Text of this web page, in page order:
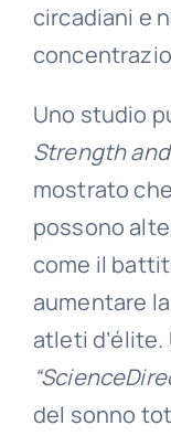
circadiani e
Uno studio
Strength
mostrato
possono
come il
aumentare
atleti d’élite.
del sonno